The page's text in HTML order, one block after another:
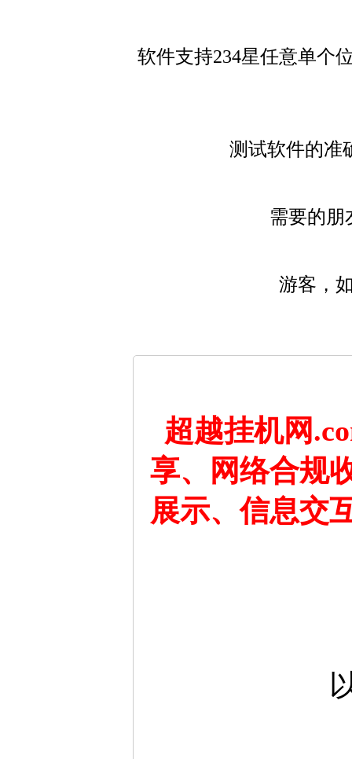
软件支持234星任意单个
测试软件的准
需要的朋
游客，
超越挂机网
享、网络合规
展示、信息交